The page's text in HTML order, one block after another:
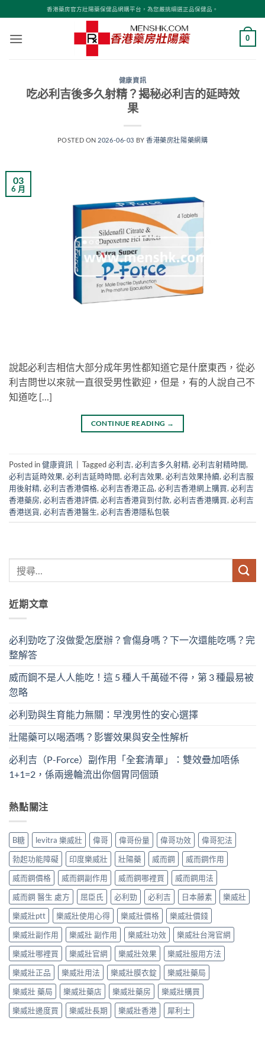
to
content
香港藥房官方壯陽藥保健品網購平台，為您嚴挑細選正品保健品。
0
健康資訊
吃必利吉後多久射精？揭秘必利吉的延時效
果
POSTED ON 2026-06-03 BY香港藥房壯陽藥網購
03
6 月
說起必利吉相信大部分成年男性都知道它是什麼東西，從必
利吉問世以來就一直很受男性歡迎，但是，有的人說自己不
知道吃 […]
CONTINUE READING →
Posted in健康資訊 Tagged必利吉, 必利吉多久射精, 必利吉射精時間,
必利吉延時效果, 必利吉延時時間, 必利吉效果, 必利吉效果持續, 必利吉服
用後射精, 必利吉香港價格, 必利吉香港正品, 必利吉香港網上購買, 必利吉
香港藥房, 必利吉香港評價, 必利吉香港貨到付款, 必利吉香港購買, 必利吉
香港送貨, 必利吉香港醫生, 必利吉香港隱私包裝
近期文章
必利勁吃了沒做愛怎麼辦？會傷身嗎？下一次還能吃嗎？完
整解答
威而鋼不是人人能吃！這 5 種人千萬碰不得，第 3 種最易被
忽略
必利勁與生育能力無關：早洩男性的安心選擇
壯陽藥可以喝酒嗎？影響效果與安全性解析
必利吉（P-Force）副作用「全套清單」：雙效疊加唔係
1+1=2，係兩邊輪流出你個胃同個頭
熱點關注
B糖 levitra 樂威壯 偉哥 偉哥份量 偉哥功效
偉哥犯法
勃起功能障礙
印度樂威壯 壯陽藥 威而鋼
威而鋼作用
威而鋼價格
威而鋼副作用 威而鋼哪裡買
威而鋼用法
威而鋼 醫生 處方
屈臣氏 必利勁 必利吉 日本藤素
樂威壯
樂威壯ptt
樂威壯使用心得 樂威壯價格
樂威壯價錢
樂威壯副作用
樂威壯 副作用 樂威壯功效
樂威壯台灣官網
樂威壯哪裡買
樂威壯官網 樂威壯效果
樂威壯服用方法
樂威壯正品
樂威壯用法 樂威壯膜衣錠
樂威壯藥局
樂威壯 藥局
樂威壯藥店 樂威壯藥房
樂威壯購買
樂威壯邊度買
樂威壯長期 樂威壯香港 犀利士